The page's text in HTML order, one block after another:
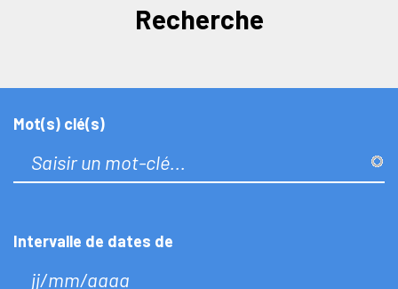
Recherche
Mot(s) clé(s)
Intervalle de dates de